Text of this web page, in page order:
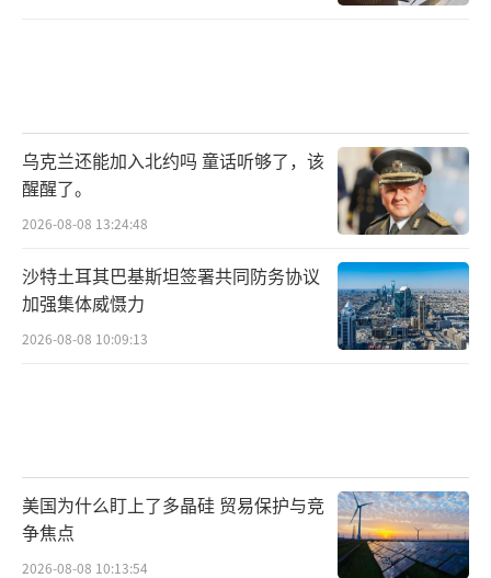
乌克兰还能加入北约吗 童话听够了，该
醒醒了。
2026-08-08 13:24:48
沙特土耳其巴基斯坦签署共同防务协议
加强集体威慑力
2026-08-08 10:09:13
美国为什么盯上了多晶硅 贸易保护与竞
争焦点
2026-08-08 10:13:54